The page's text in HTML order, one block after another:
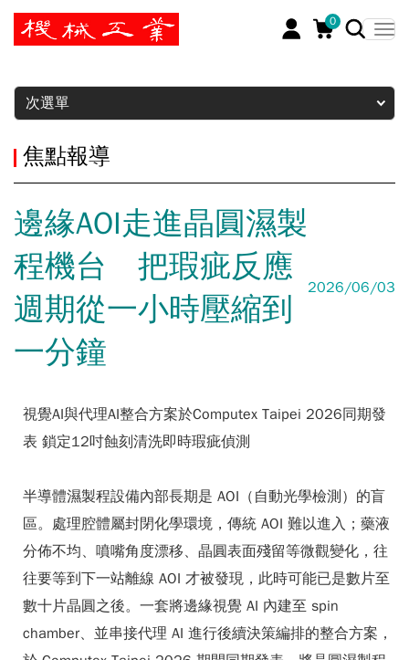
0
暫停
次選單
焦點報導
邊緣AOI走進晶圓濕製
程機台 把瑕疵反應
週期從一小時壓縮到
一分鐘
2026/06/03
視覺AI與代理AI整合方案於Computex Taipei 2026同期發
表 鎖定12吋蝕刻清洗即時瑕疵偵測
半導體濕製程設備內部長期是 AOI（自動光學檢測）的盲
區。處理腔體屬封閉化學環境，傳統 AOI 難以進入；藥液
分佈不均、噴嘴角度漂移、晶圓表面殘留等微觀變化，往
往要等到下一站離線 AOI 才被發現，此時可能已是數片至
數十片晶圓之後。一套將邊緣視覺 AI 內建至 spin
chamber、並串接代理 AI 進行後續決策編排的整合方案，